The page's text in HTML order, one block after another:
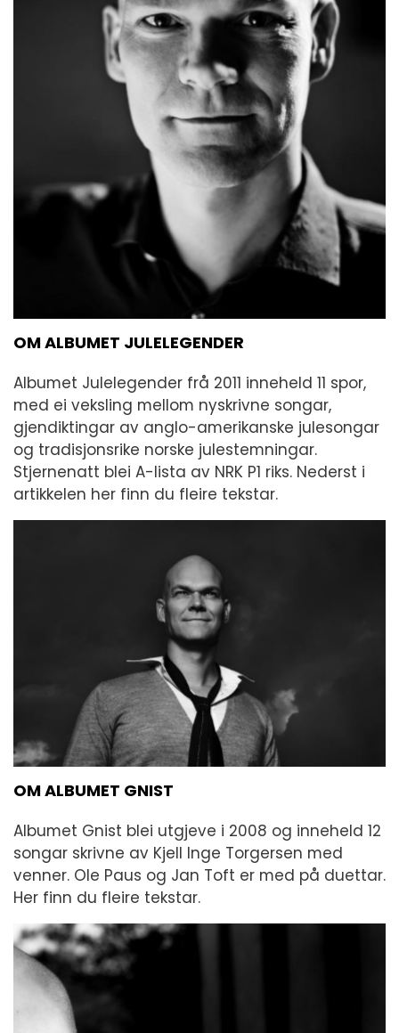
OM ALBUMET JULELEGENDER
Albumet Julelegender frå 2011 inneheld 11 spor,
med ei veksling mellom nyskrivne songar,
gjendiktingar av anglo-amerikanske julesongar
og tradisjonsrike norske julestemningar.
Stjernenatt blei A-lista av NRK P1 riks. Nederst i
artikkelen her finn du fleire tekstar.
OM ALBUMET GNIST
Albumet Gnist blei utgjeve i 2008 og inneheld 12
songar skrivne av Kjell Inge Torgersen med
venner. Ole Paus og Jan Toft er med på duettar.
Her finn du fleire tekstar.